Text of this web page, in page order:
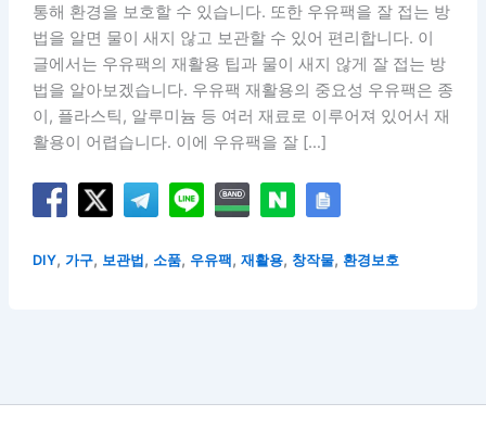
통해 환경을 보호할 수 있습니다. 또한 우유팩을 잘 접는 방
법을 알면 물이 새지 않고 보관할 수 있어 편리합니다. 이
글에서는 우유팩의 재활용 팁과 물이 새지 않게 잘 접는 방
법을 알아보겠습니다. 우유팩 재활용의 중요성 우유팩은 종
이, 플라스틱, 알루미늄 등 여러 재료로 이루어져 있어서 재
활용이 어렵습니다. 이에 우유팩을 잘 […]
DIY, 가구, 보관법 , 소품, 우유팩 , 재활용, 창작물, 환경보호